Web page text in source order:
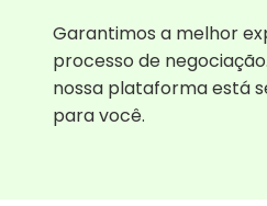
Garantimos a melhor
processo de
nossa plataforma está
para você.